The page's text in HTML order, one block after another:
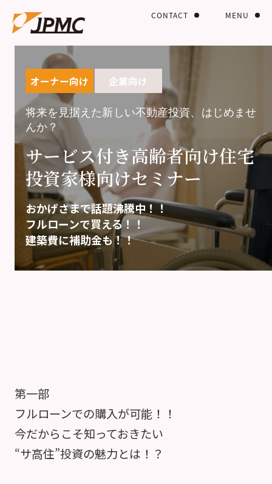
MENU
CONTACT
オーナー向け 企業向け
将来を見据えた新しい不動産投資、はじめませ
んか？
サービス付き高齢者向け住宅
投資家様向けセミナー
おかげさまで話題沸騰中！！
フルローンで買える！！
建築費に補助金も！！
第一部
フルローンでの購入が可能！！
今だからこそ知っておきたい
“サ高住”投資の魅力とは！？